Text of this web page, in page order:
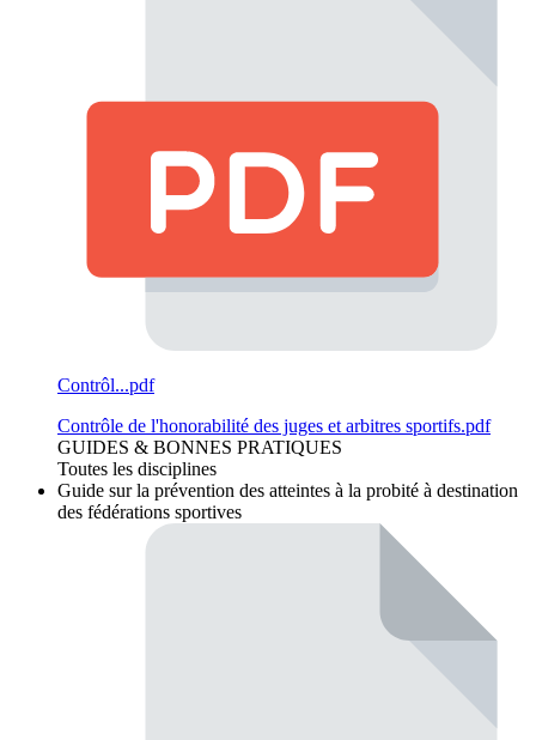
Contrôl...pdf
Contrôle de l'honorabilité des juges et arbitres sportifs.pdf
GUIDES & BONNES PRATIQUES
Toutes les disciplines
Guide sur la prévention des atteintes à la probité à destination
des fédérations sportives